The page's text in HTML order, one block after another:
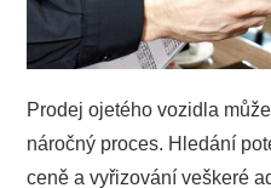
TECHNIKA
ZAJÍMAVOSTI
O NÁS
Prodej ojetého vozidla
náročný proces. Hledání
ceně a vyřizování veškeré